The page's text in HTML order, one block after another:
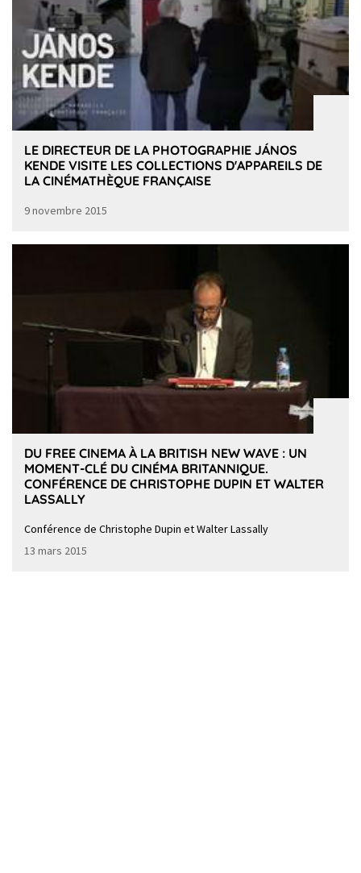
LE DIRECTEUR DE LA PHOTOGRAPHIE JÁNOS
KENDE VISITE LES COLLECTIONS D'APPAREILS DE
LA CINÉMATHÈQUE FRANÇAISE
9 novembre 2015
DU FREE CINEMA À LA BRITISH NEW WAVE : UN
MOMENT-CLÉ DU CINÉMA BRITANNIQUE.
CONFÉRENCE DE CHRISTOPHE DUPIN ET WALTER
LASSALLY
Conférence de Christophe Dupin et Walter Lassally
13 mars 2015